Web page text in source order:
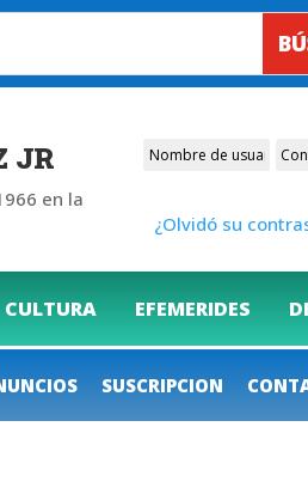
JR
en la
¿Olvidó su
CULTURA EFEMERIDES
SUSCRIPCION